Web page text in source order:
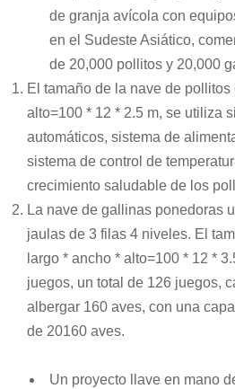
degranja avícola con
en el Sudeste Asiático,
de 20,000 pollitos y 20,000
El tamaño de la nave de
alto=100 * 12 * 2.5 m, se utiliza
automáticos, sistema de
sistema de control de
crecimiento saludable de los
La nave de gallinas ponedoras
jaulas de 3 filas 4 niveles. El
largo * ancho * alto=100 * 12 *
juegos, un total de 126 juegos,
albergar 160 aves, con una
de 20160 aves.
Un proyecto llave en mano